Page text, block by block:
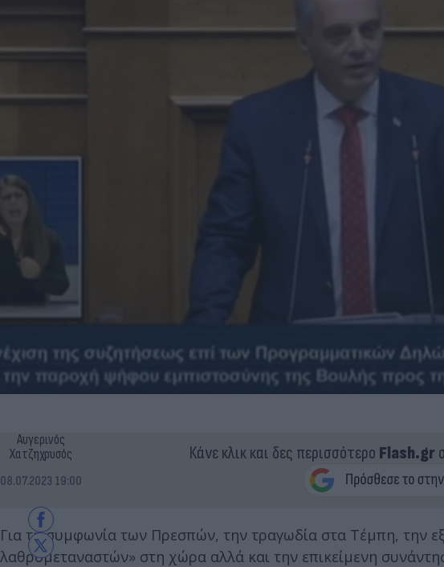
Αυγερινός
Χατζηχρυσός
08.07.2023 19:00
Κάνε κλικ και δες περισσότερο Flash.gr
Για τη συμφωνία των Πρεσπών, την τραγωδία στα Τέμπη, την
λαθρομεταναστών» στη χώρα αλλά και την επικείμενη